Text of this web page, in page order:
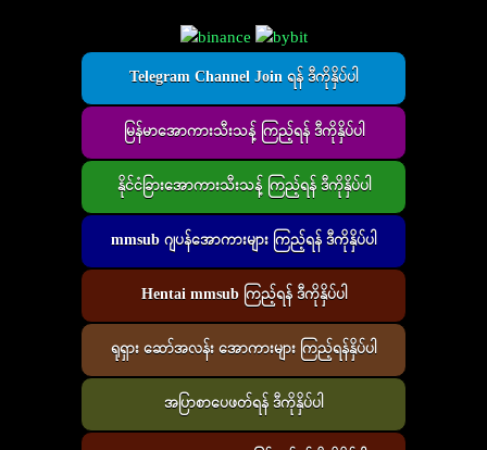
Telegram Channel Join ရန် ဒီကိုနှိပ်ပါ
မြန်မာအောကားသီးသန့် ကြည့်ရန် ဒီကိုနှိပ်ပါ
နိုင်ငံခြားအောကားသီးသန့် ကြည့်ရန် ဒီကိုနှိပ်ပါ
mmsub ဂျပန်အောကားများ ကြည့်ရန် ဒီကိုနှိပ်ပါ
Hentai mmsub ကြည့်ရန် ဒီကိုနှိပ်ပါ
ရုရှား ဆော်အလန်း အောကားများ ကြည့်ရန်နှိပ်ပါ
အပြာစာပေဖတ်ရန် ဒီကိုနှိပ်ပါ